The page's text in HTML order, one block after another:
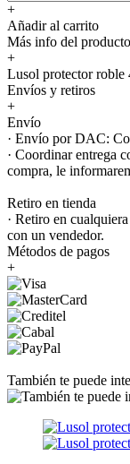
+
Añadir al carrito
Más info del producto
+
Lusol protector roble
Envíos y retiros
+
Envío
· Envío por DAC:
· Coordinar entrega
compra, le
Retiro en tienda
· Retiro en
con un vendedor.
Métodos de pagos
+
También te puede